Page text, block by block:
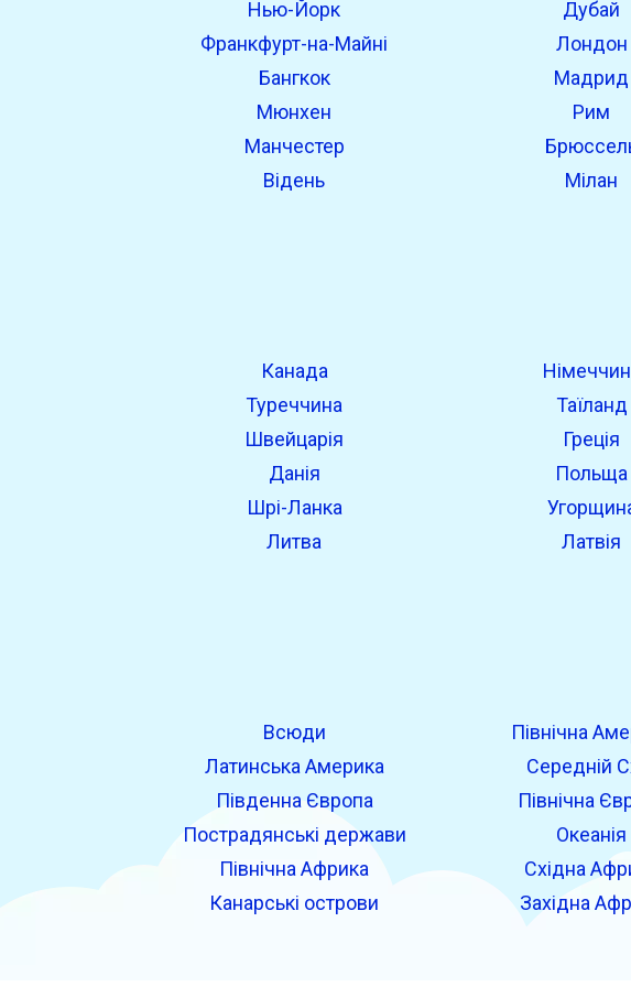
Спробуйте це open_in_new
Знайдено раніше:
Нью-Йорк Дубай
Франкфурт-на-Майні
Лондон
Бангкок
Мадрид
Мюнхен
Рим
Манчестер
Відень
Мілан
Канада
Туреччина
Таїланд
Швейцарія
Греція
Данія
Польща
Шрі-Ланка
Литва
Латвія
Всюди Північна
Латинська Америка
Середній
Південна Європа
Північна
Пострадянські держави
Океанія
Північна Африка
Східна
Канарські острови
Західна